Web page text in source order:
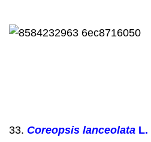
33. Coreopsis lanceolata L.